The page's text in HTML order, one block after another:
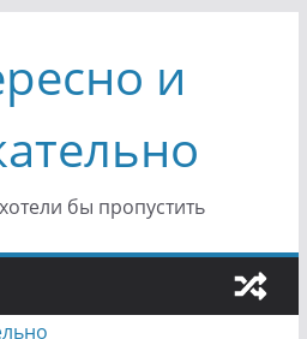
и
бы пропустить